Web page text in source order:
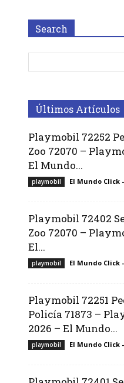
Search
Últimos Artículos
Playmobil 72252
Zoo 72070 –
El Mundo...
playmobil El Mundo Click
Playmobil 72402
Zoo 72070 –
El...
playmobil El Mundo Click
Playmobil 72251
Policía 71873 –
2026 – El Mundo...
playmobil El Mundo Click